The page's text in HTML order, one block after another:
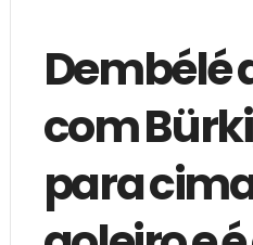
Dembélé
com
para